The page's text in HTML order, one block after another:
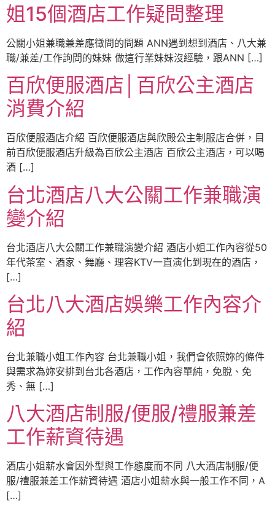
姐15個酒店工作疑問整理
公關小姐兼職兼差應徵問的問題 ANN遇到想到酒店、八大兼
職/兼差/工作詢問的妹妹 做這行業妹妹沒經驗，跟ANN […]
百欣便服酒店│百欣公主酒店
消費介紹
百欣便服酒店介紹 百欣便服酒店與欣殿公主制服店合併，目
前百欣便服酒店升級為百欣公主酒店 百欣公主酒店，可以喝
酒 […]
台北酒店八大公關工作兼職演
變介紹
台北酒店八大公關工作兼職演變介紹 酒店小姐工作內容從50
年代茶室、酒家、舞廳、理容KTV一直演化到現在的酒店，
[…]
台北八大酒店娛樂工作內容介
紹
台北兼職小姐工作內容 台北兼職小姐，我們會依照妳的條件
與需求為妳安排到台北各酒店，工作內容單純，免脫、免
秀、無 […]
八大酒店制服/便服/禮服兼差
工作薪資待遇
酒店小姐薪水會因外型與工作態度而不同 八大酒店制服/便
服/禮服兼差工作薪資待遇 酒店小姐薪水與一般工作不同，A
[…]